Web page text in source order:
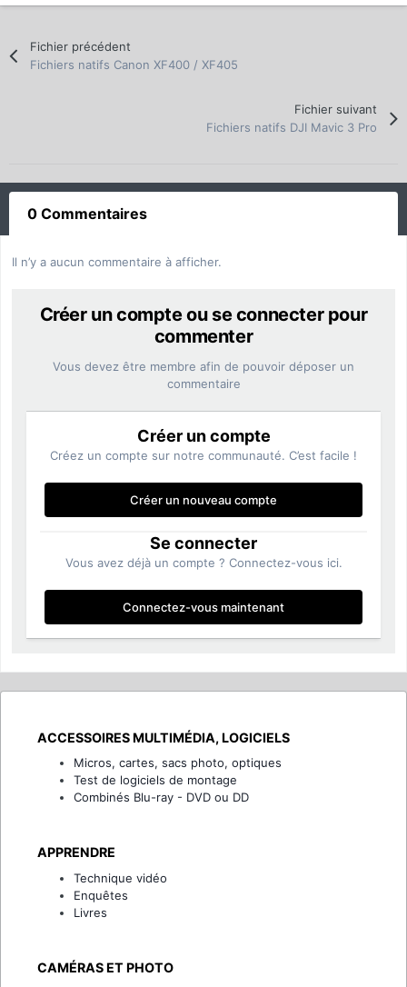
Fichier précédent
Fichiers natifs Canon XF400 / XF405
Fichier suivant
Fichiers natifs DJI Mavic 3 Pro
0 Commentaires
Il n’y a aucun commentaire à afficher.
Créer un compte ou se connecter pour
commenter
Vous devez être membre afin de pouvoir déposer un
commentaire
Créer un compte
Créez un compte sur notre communauté. C’est facile !
Créer un nouveau compte
Se connecter
Vous avez déjà un compte ? Connectez-vous ici.
Connectez-vous maintenant
ACCESSOIRES MULTIMÉDIA, LOGICIELS
Micros, cartes, sacs photo, optiques
Test de logiciels de montage
Combinés Blu-ray - DVD ou DD
APPRENDRE
Technique vidéo
Enquêtes
Livres
CAMÉRAS ET PHOTO